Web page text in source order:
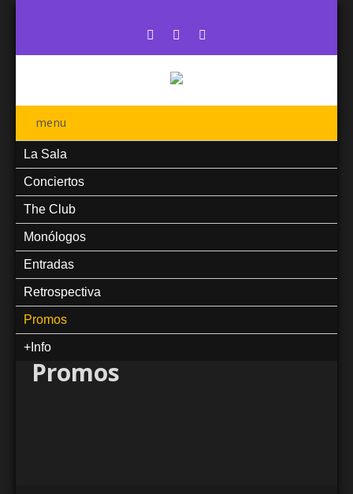
menu
La Sala
Conciertos
The Club
Monólogos
Entradas
Retrospectiva
Promos
+Info
Promos